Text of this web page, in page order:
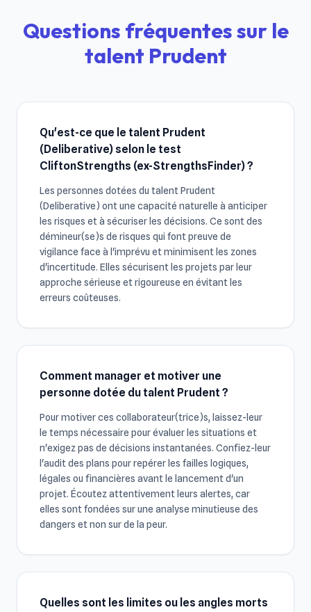
Questions fréquentes sur le
talent Prudent
Qu'est-ce que le talent Prudent
(Deliberative) selon le test
CliftonStrengths (ex-StrengthsFinder) ?
Les personnes dotées du talent Prudent
(Deliberative) ont une capacité naturelle à anticiper
les risques et à sécuriser les décisions. Ce sont des
démineur(se)s de risques qui font preuve de
vigilance face à l'imprévu et minimisent les zones
d'incertitude. Elles sécurisent les projets par leur
approche sérieuse et rigoureuse en évitant les
erreurs coûteuses.
Comment manager et motiver une
personne dotée du talent Prudent ?
Pour motiver ces collaborateur(trice)s, laissez-leur
le temps nécessaire pour évaluer les situations et
n'exigez pas de décisions instantanées. Confiez-leur
l'audit des plans pour repérer les failles logiques,
légales ou financières avant le lancement d'un
projet. Écoutez attentivement leurs alertes, car
elles sont fondées sur une analyse minutieuse des
dangers et non sur de la peur.
Quelles sont les limites ou les angles morts